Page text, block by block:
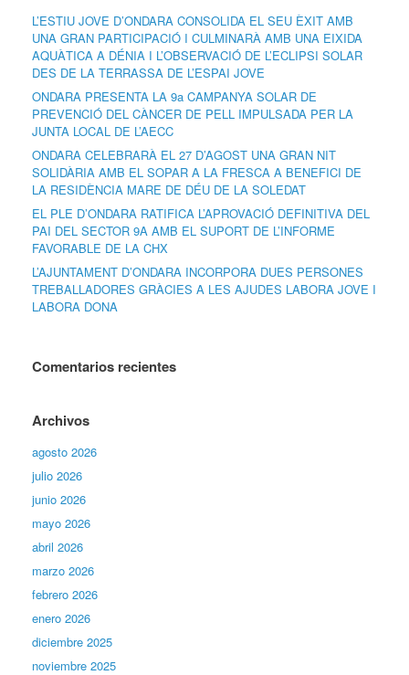
L’ESTIU JOVE D’ONDARA CONSOLIDA EL SEU ÈXIT AMB
UNA GRAN PARTICIPACIÓ I CULMINARÀ AMB UNA EIXIDA
AQUÀTICA A DÉNIA I L’OBSERVACIÓ DE L’ECLIPSI SOLAR
DES DE LA TERRASSA DE L’ESPAI JOVE
ONDARA PRESENTA LA 9a CAMPANYA SOLAR DE
PREVENCIÓ DEL CÀNCER DE PELL IMPULSADA PER LA
JUNTA LOCAL DE L’AECC
ONDARA CELEBRARÀ EL 27 D’AGOST UNA GRAN NIT
SOLIDÀRIA AMB EL SOPAR A LA FRESCA A BENEFICI DE
LA RESIDÈNCIA MARE DE DÉU DE LA SOLEDAT
EL PLE D’ONDARA RATIFICA L’APROVACIÓ DEFINITIVA DEL
PAI DEL SECTOR 9A AMB EL SUPORT DE L’INFORME
FAVORABLE DE LA CHX
L’AJUNTAMENT D’ONDARA INCORPORA DUES PERSONES
TREBALLADORES GRÀCIES A LES AJUDES LABORA JOVE I
LABORA DONA
Comentarios recientes
Archivos
agosto 2026
julio 2026
junio 2026
mayo 2026
abril 2026
marzo 2026
febrero 2026
enero 2026
diciembre 2025
noviembre 2025